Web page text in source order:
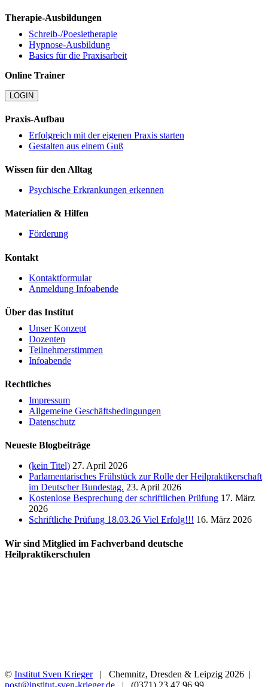
Therapie-Ausbildungen
Schreib-/Poesietherapie
Hypnose-Ausbildung
Basics für die Praxisarbeit
Online Trainer
LOGIN
Praxis-Aufbau
Erfolgreich mit der eigenen Praxis starten
Gestalten aus einem Guß
Wissen für den Alltag
Psychische Erkrankungen erkennen
Materialien & Hilfen
Förderung
Kontakt
Kontaktformular
Anmeldung Infoabende
Über das Institut
Unser Konzept
Dozenten
Teilnehmerstimmen
Infoabende
Rechtliches
Impressum
Allgemeine Geschäftsbedingungen
Datenschutz
Neueste Blogbeiträge
(kein Titel) 27. April 2026
Parlamentarisches Frühstück zur Rolle der Heilpraktikerschaft
im Deutscher Bundestag. 23. April 2026
Kostenlose Besprechung der schriftlichen Prüfung 17. März
2026
Schriftliche Prüfung 18.03.26 Viel Erfolg!!! 16. März 2026
Wir sind Mitglied im Fachverband deutsche
Heilpraktikerschulen
© Institut Sven Krieger| Chemnitz, Dresden & Leipzig 2026 |
post@institut-sven-krieger.de | (0371) 23 47 96 99